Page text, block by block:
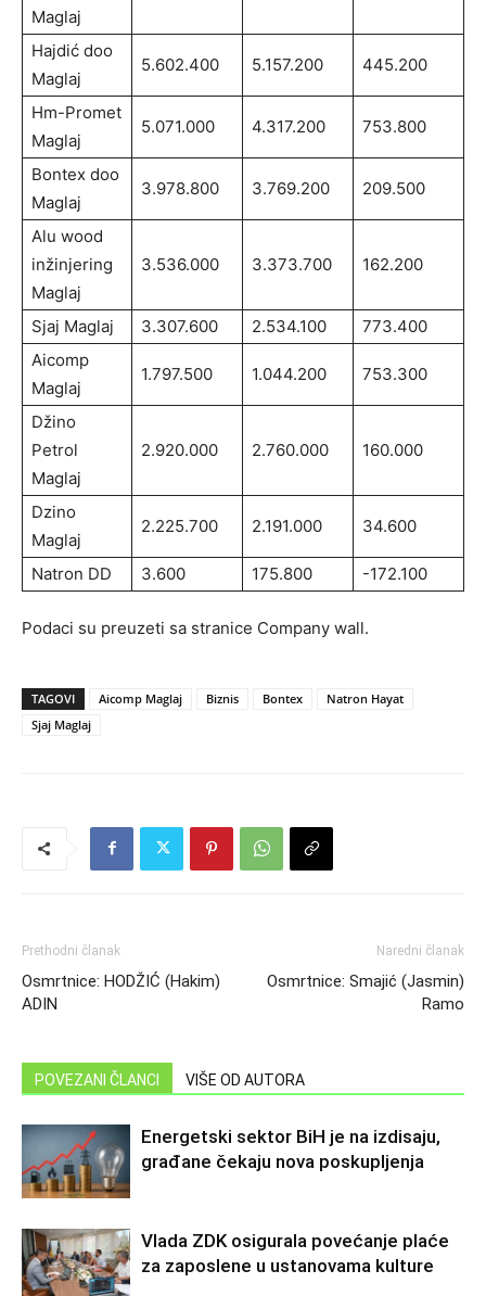
Maglaj
Hajdić doo
Maglaj
5.602.400 5.157.200 445.200
Hm-Promet
Maglaj
5.071.000 4.317.200 753.800
Bontex doo
Maglaj
3.978.800 3.769.200 209.500
Alu wood
inžinjering
Maglaj
3.536.000 3.373.700 162.200
Sjaj Maglaj 3.307.600 2.534.100
773.400
Aicomp
Maglaj
1.797.500 1.044.200 753.300
Džino
Petrol
Maglaj
2.920.000 2.760.000 160.000
Dzino
Maglaj
2.225.700 2.191.000 34.600
Natron DD 3.600 175.800 -172.100
Podaci su preuzeti sa stranice Company wall.
TAGOVI Aicomp Maglaj Biznis Bontex
Natron Hayat
Sjaj Maglaj
Prethodni članak
Osmrtnice: HODŽIĆ (Hakim)
ADIN
Naredni članak
Osmrtnice: Smajić (Jasmin)
Ramo
POVEZANI ČLANCI VIŠE OD AUTORA
Energetski sektor BiH je na izdisaju,
građane čekaju nova poskupljenja
Vlada ZDK osigurala povećanje plaće
za zaposlene u ustanovama kulture